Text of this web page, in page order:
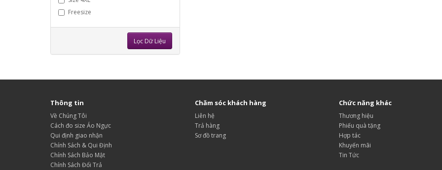
Freesize
Lọc Dữ Liệu
Thông tin
Về Chúng Tôi
Cách đo size Áo Ngực
Qui định giao nhận
Chính Sách & Qui Định
Chính Sách Bảo Mật
Chính Sách Đổi Trả
Chăm sóc khách hàng
Liên hệ
Trả hàng
Sơ đồ trang
Chức năng khác
Thương hiệu
Phiếu quà tặng
Hợp tác
Khuyến mãi
Tin Tức